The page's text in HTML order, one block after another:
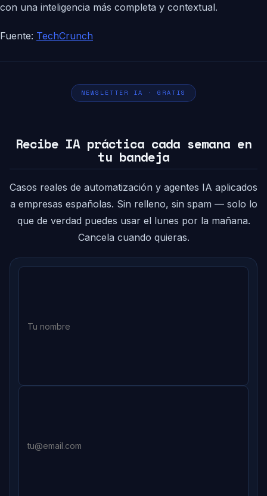
con una inteligencia más completa y contextual.
Fuente: TechCrunch
NEWSLETTER IA · GRATIS
Recibe IA práctica cada semana en
tu bandeja
Casos reales de automatización y agentes IA aplicados
a empresas españolas. Sin relleno, sin spam — solo lo
que de verdad puedes usar el lunes por la mañana.
Cancela cuando quieras.